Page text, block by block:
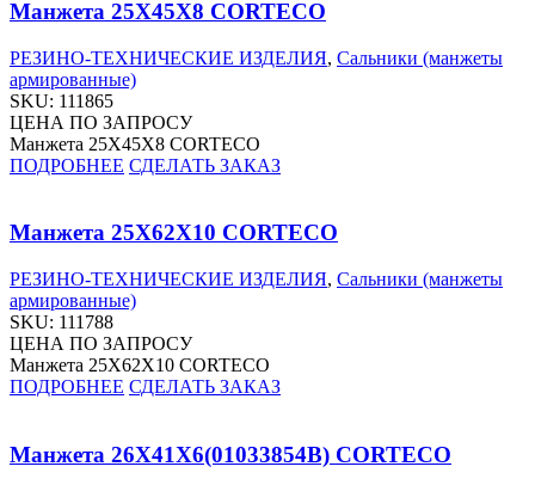
Манжета 25X45X8 CORTECO
РЕЗИНО-ТЕХНИЧЕСКИЕ ИЗДЕЛИЯ, Сальники (манжеты
армированные)
SKU: 111865
ЦЕНА ПО ЗАПРОСУ
Манжета 25X45X8 CORTECO
ПОДРОБНЕЕ СДЕЛАТЬ ЗАКАЗ
Манжета 25X62X10 CORTECO
РЕЗИНО-ТЕХНИЧЕСКИЕ ИЗДЕЛИЯ, Сальники (манжеты
армированные)
SKU: 111788
ЦЕНА ПО ЗАПРОСУ
Манжета 25X62X10 CORTECO
ПОДРОБНЕЕ СДЕЛАТЬ ЗАКАЗ
Манжета 26X41X6(01033854B) CORTECO